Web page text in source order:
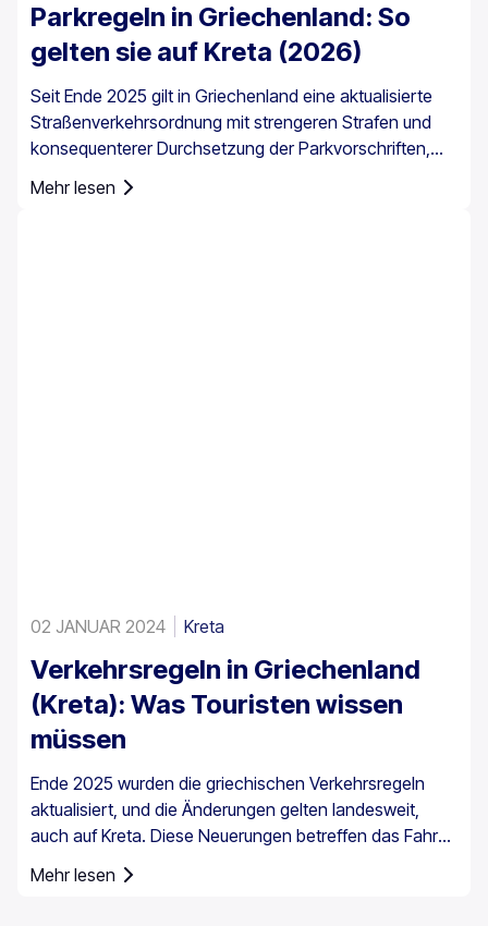
Parkregeln in Griechenland: So
gelten sie auf Kreta (2026)
Seit Ende 2025 gilt in Griechenland eine aktualisierte
Straßenverkehrsordnung mit strengeren Strafen und
konsequenterer Durchsetzung der Parkvorschriften,
insbesondere in Stadtzentren, an Häfen, in
Fußgängerzonen und in bewirtschafteten
Mehr lesen
02 JANUAR 2024 Kreta
Verkehrsregeln in Griechenland
(Kreta): Was Touristen wissen
müssen
Ende 2025 wurden die griechischen Verkehrsregeln
aktualisiert, und die Änderungen gelten landesweit,
auch auf Kreta. Diese Neuerungen betreffen das Fahren
Geschwindigkeitsüberwachung und die Pflichten der
Mehr lesen